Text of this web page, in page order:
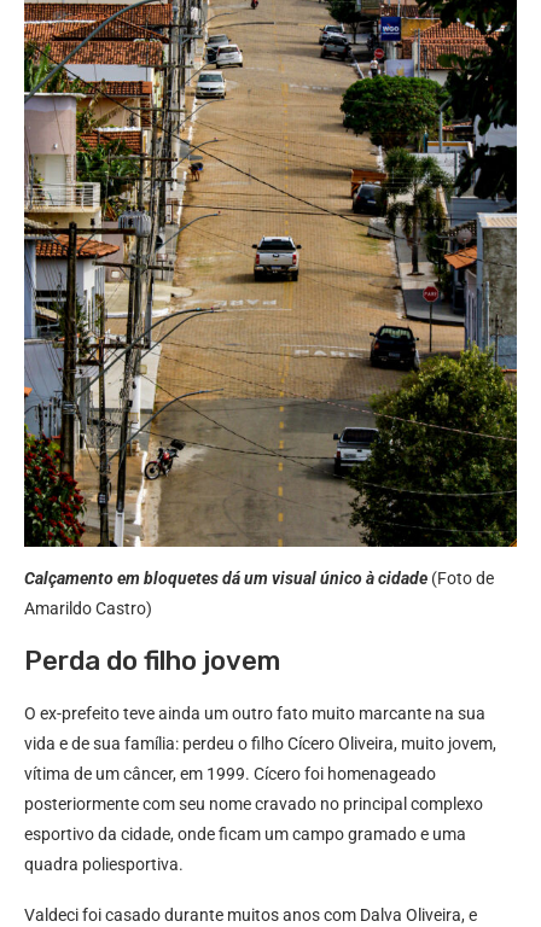
Calçamento em bloquetes dá um visual único à cidade (Foto de
Amarildo Castro)
Perda do filho jovem
O ex-prefeito teve ainda um outro fato muito marcante na sua
vida e de sua família: perdeu o filho Cícero Oliveira, muito jovem,
vítima de um câncer, em 1999. Cícero foi homenageado
posteriormente com seu nome cravado no principal complexo
esportivo da cidade, onde ficam um campo gramado e uma
quadra poliesportiva.
Valdeci foi casado durante muitos anos com Dalva Oliveira, e